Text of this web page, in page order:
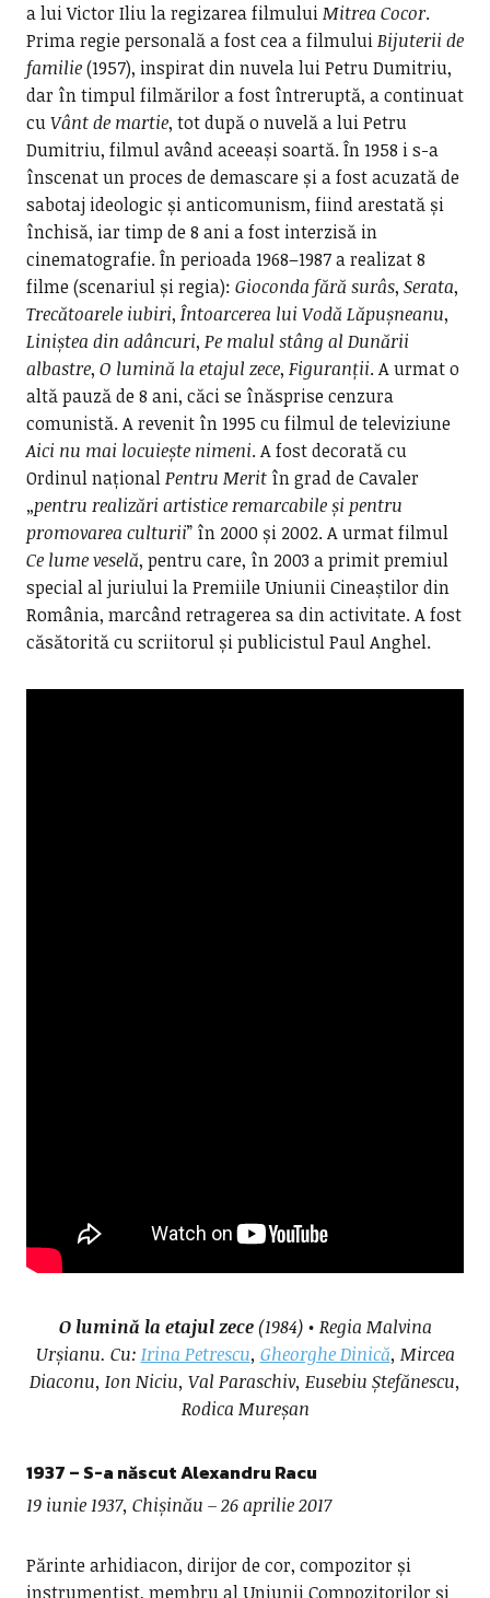
a lui Victor Iliu la regizarea filmuluiMitrea Cocor.
Prima regie personală a fost cea a filmuluiBijuterii de
familie(1957), inspirat din nuvela lui Petru Dumitriu,
dar în timpul filmărilor a fost întreruptă, a continuat
cuVânt de martie, tot după o nuvelă a lui Petru
Dumitriu, filmul având aceeași soartă. În 1958 i s-a
înscenat un proces de demascare și a fost acuzată de
sabotaj ideologic și anticomunism, fiind arestată și
închisă, iar timp de 8 ani a fost interzisă in
cinematografie. În perioada 1968–1987 a realizat 8
filme (scenariul și regia): Gioconda fără surâs, Serata,
Trecătoarele iubiri, Întoarcerea lui Vodă Lăpușneanu,
Liniștea din adâncuri, Pe malul stâng al Dunării
albastre, O lumină la etajul zece, Figuranții. A urmat o
altă pauză de 8 ani, căci se înăsprise cenzura
comunistă. A revenit în 1995 cu filmul de televiziune
Aici nu mai locuiește nimeni. A fost decorată cu
Ordinul naționalPentru Meritîn grad de Cavaler
„pentru realizări artistice remarcabile și pentru
promovarea culturii” în 2000 și 2002. A urmat filmul
Ce lume veselă, pentru care, în 2003 a primit premiul
special al juriului la Premiile Uniunii Cineaștilor din
România, marcând retragerea sa din activitate. A fost
căsătorită cu scriitorul și publicistul Paul Anghel.
O lumină la etajul zece(1984) • Regia Malvina
Urșianu. Cu: Irina Petrescu, Gheorghe Dinică, Mircea
Diaconu, Ion Niciu, Val Paraschiv, Eusebiu Ștefănescu,
Rodica Mureșan
1937 – S-a născutAlexandru Racu
19 iunie 1937, Chișinău – 26 aprilie 2017
Părinte arhidiacon, dirijor de cor, compozitor și
instrumentist, membru al Uniunii Compozitorilor și